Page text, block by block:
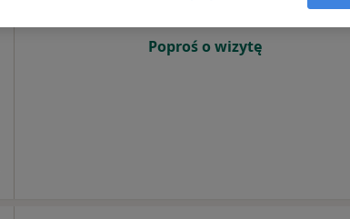
Umawianie online nie jest dostępne
Poproś o wizytę